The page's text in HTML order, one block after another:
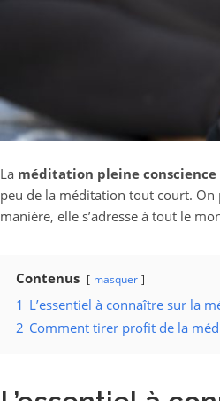
La méditation pleine conscience
peu de la méditation tout court.
manière, elle s’adresse à tout le
Contenus masquer
1 L’essentiel à connaître sur la
2 Comment tirer profit de la